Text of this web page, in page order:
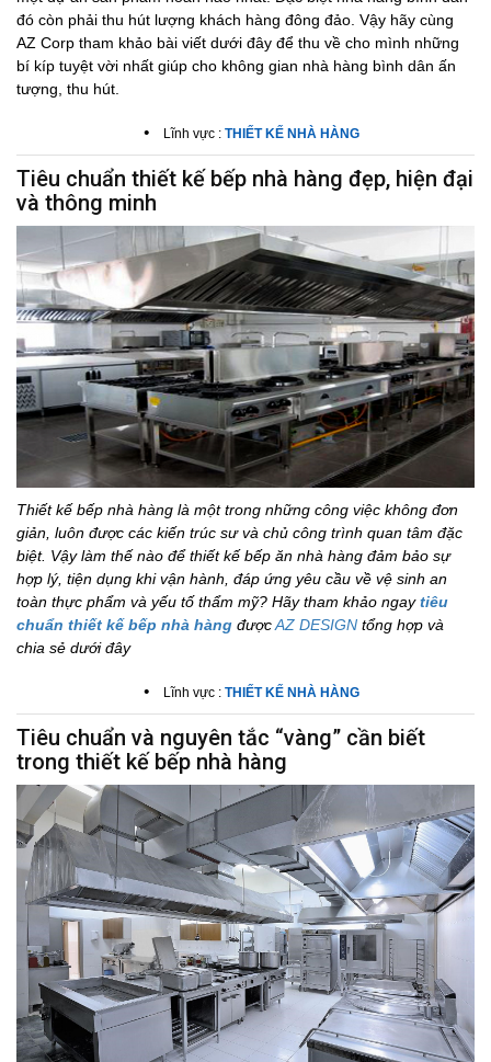
đó còn phải thu hút lượng khách hàng đông đảo. Vậy hãy cùng
AZ Corp tham khảo bài viết dưới đây để thu về cho mình những
bí kíp tuyệt vời nhất giúp cho không gian nhà hàng bình dân ấn
tượng, thu hút.
• Lĩnh vực : THIẾT KẾ NHÀ HÀNG
Tiêu chuẩn thiết kế bếp nhà hàng đẹp, hiện đại
và thông minh
Thiết kế bếp nhà hàng là một trong những công việc không đơn
giản, luôn được các kiến trúc sư và chủ công trình quan tâm đặc
biệt. Vậy làm thế nào để thiết kế bếp ăn nhà hàng đảm bảo sự
hợp lý, tiện dụng khi vận hành, đáp ứng yêu cầu về vệ sinh an
toàn thực phẩm và yếu tố thẩm mỹ? Hãy tham khảo ngaytiêu
chuẩn thiết kế bếp nhà hàng đượcAZ DESIGN tổng hợp và
chia sẻ dưới đây
• Lĩnh vực : THIẾT KẾ NHÀ HÀNG
Tiêu chuẩn và nguyên tắc “vàng” cần biết
trong thiết kế bếp nhà hàng